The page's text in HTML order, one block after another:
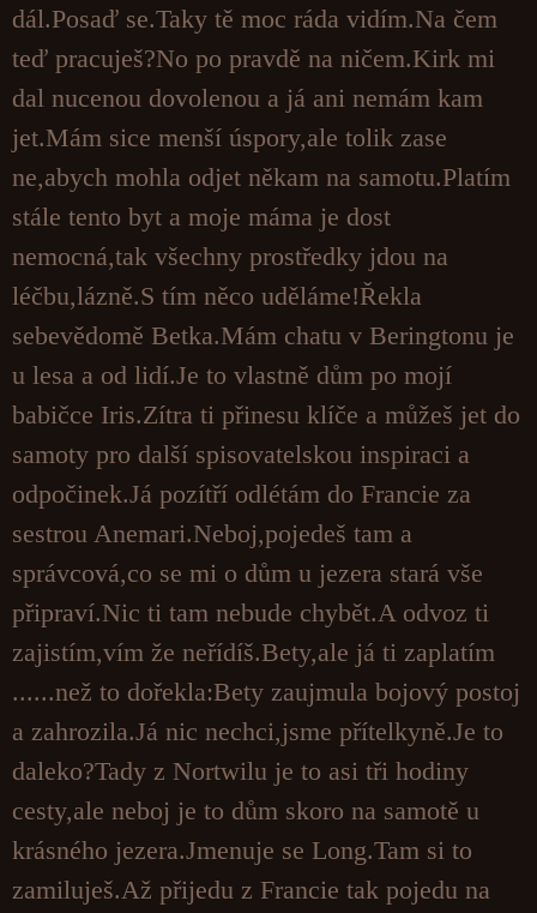
dál.Posaď se.Taky tě moc ráda vidím.Na čem
teď pracuješ?No po pravdě na ničem.Kirk mi
dal nucenou dovolenou a já ani nemám kam
jet.Mám sice menší úspory,ale tolik zase
ne,abych mohla odjet někam na samotu.Platím
stále tento byt a moje máma je dost
nemocná,tak všechny prostředky jdou na
léčbu,lázně.S tím něco uděláme!Řekla
sebevědomě Betka.Mám chatu v Beringtonu je
u lesa a od lidí.Je to vlastně dům po mojí
babičce Iris.Zítra ti přinesu klíče a můžeš jet do
samoty pro další spisovatelskou inspiraci a
odpočinek.Já pozítří odlétám do Francie za
sestrou Anemari.Neboj,pojedeš tam a
správcová,co se mi o dům u jezera stará vše
připraví.Nic ti tam nebude chybět.A odvoz ti
zajistím,vím že neřídíš.Bety,ale já ti zaplatím
......než to dořekla:Bety zaujmula bojový postoj
a zahrozila.Já nic nechci,jsme přítelkyně.Je to
daleko?Tady z Nortwilu je to asi tři hodiny
cesty,ale neboj je to dům skoro na samotě u
krásného jezera.Jmenuje se Long.Tam si to
zamiluješ.Až přijedu z Francie tak pojedu na